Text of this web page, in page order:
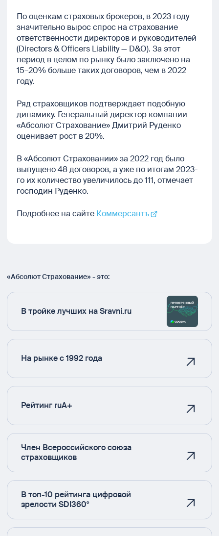
По оценкам страховых брокеров, в 2023 году
значительно вырос спрос на страхование
ответственности директоров и руководителей
(Directors & Officers Liability — D&O). За этот
период в целом по рынку было заключено на
15–20% больше таких договоров, чем в 2022
году.
Ряд страховщиков подтверждает подобную
динамику. Генеральный директор компании
«Абсолют Страхование» Дмитрий Руденко
оценивает рост в 20%.
В «Абсолют Страховании» за 2022 год было
выпущено 48 договоров, а уже по итогам 2023-
го их количество увеличилось до 111, отмечает
господин Руденко.
Подробнее на сайте Коммерсантъ
«Абсолют Страхование» - это:
В тройке лучших на Sravni.ru
На рынке с 1992 года
Рейтинг ruA+
Член Всероссийского союза
страховщиков
В топ-10 рейтинга цифровой
зрелости SDI360°